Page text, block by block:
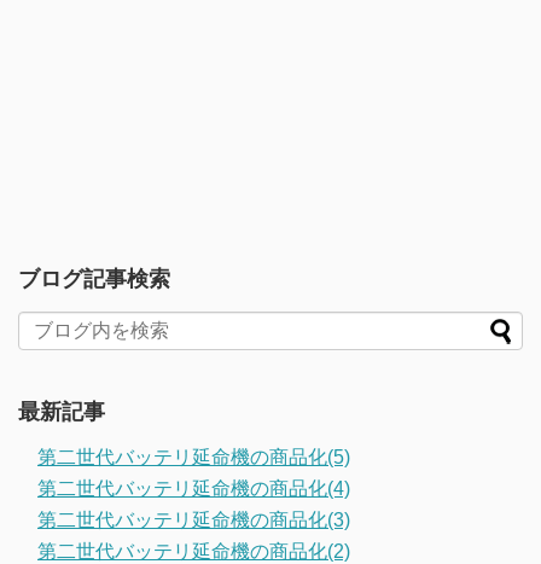
ブログ記事検索
最新記事
第二世代バッテリ延命機の商品化(5)
第二世代バッテリ延命機の商品化(4)
第二世代バッテリ延命機の商品化(3)
第二世代バッテリ延命機の商品化(2)